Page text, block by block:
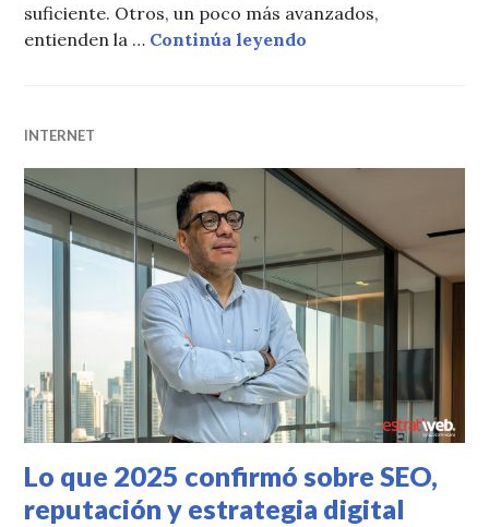
suficiente. Otros, un poco más avanzados,
entienden la … Continúa leyendo
INTERNET
Lo que 2025 confirmó sobre SEO,
reputación y estrategia digital